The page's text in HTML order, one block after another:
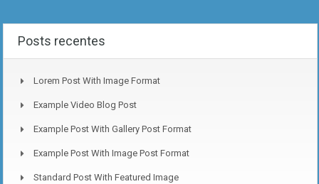
Posts recentes
Lorem Post With Image Format
Example Video Blog Post
Example Post With Gallery Post Format
Example Post With Image Post Format
Standard Post With Featured Image